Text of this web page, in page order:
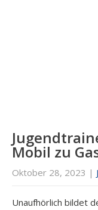
Mobil zu
Oktober 28, 2023 |
Unaufhörlich bildet